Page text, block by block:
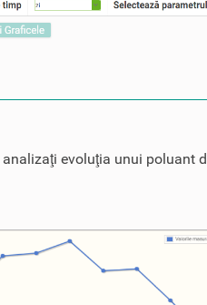
evoluţia unui poluant